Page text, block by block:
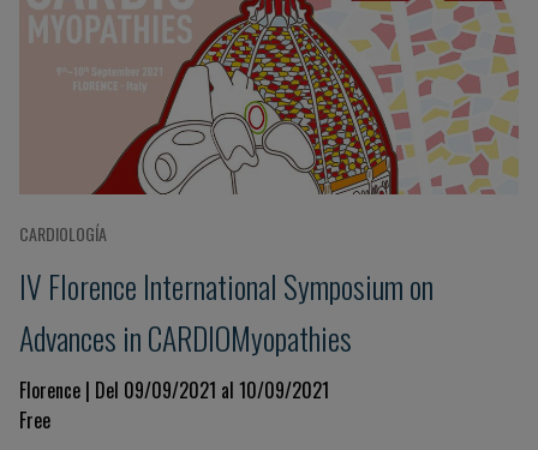
CARDIOLOGÍA
IV Florence International Symposium on
Advances in CARDIOMyopathies
Florence | Del 09/09/2021 al 10/09/2021
Free